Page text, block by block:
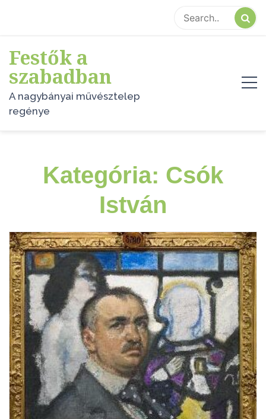
content
Festők a
szabadban
A nagybányai művésztelep
regénye
Kategória: Csók
István